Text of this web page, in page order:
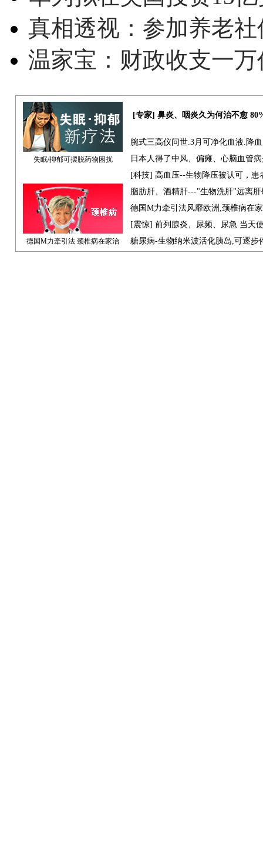
真相透视：参加养老
温家宝：财政收支一
失眠/抑郁可摆脱药物困扰
[专家] 鼻炎、咽炎久为何治不愈
腕式三高仪问世.3月可净化血液.降
日本人得了中风、偏瘫、心脑血管
[科技] 高血压--生物降压被认可，患
德国M力牵引法 颈椎病在家治
脂肪肝、酒精肝---"生物洗肝"远离肝
德国M力牵引法风靡欧洲,颈椎病在
[震惊] 前列腺炎、尿频、尿急 当天
糖尿病-生物纳米波活化胰岛,可逐步